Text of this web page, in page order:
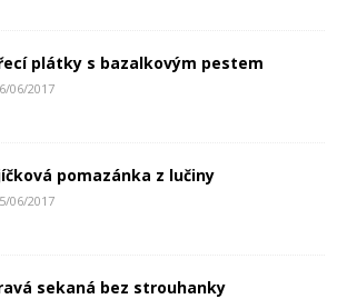
plátky s bazalkovým pestem
06/2017
pomazánka z lučiny
06/2017
sekaná bez strouhanky